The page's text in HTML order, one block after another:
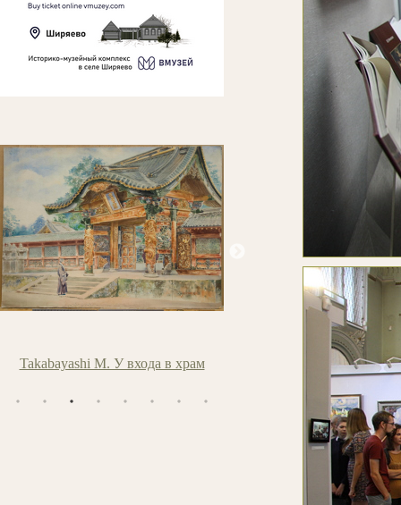
Аверьянов Б.Я. Вечереет Ледантю М.В. Кожевники